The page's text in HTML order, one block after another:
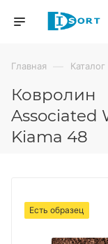
Главная — Каталог
Ковролин
Associated
Kiama 48
Есть образец